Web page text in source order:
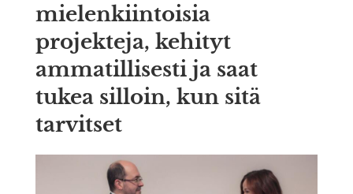
mielenkiintoisia
projekteja, kehityt
ammatillisesti ja saat
tukea silloin, kun sitä
tarvitset